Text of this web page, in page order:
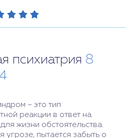
психиатрия 8
– это тип
реакции в ответ на
жизни обстоятельства.
угрозе, пытается забыть о